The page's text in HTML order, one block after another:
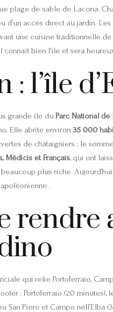
plage de sable de Lacona.
d’un accès direct au jardin.
une cuisine traditionnelle
bien l’île et sera
l’île
grande île du Parc National de
Elle abrite environ 35 000
de châtaigniers ; le
Médicis et Français, qui ont
plus riche.
.
rendre
qui relie Portoferraio,
: Portoferraio (20 minutes),
San Piero et Campo